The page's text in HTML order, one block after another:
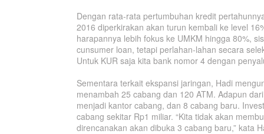
Dengan rata-rata pertumbuhan kredit
2016 diperkirakan akan turun kembali ke level
harapannya lebih fokus ke UMKM hingga 80%,
cunsumer loan, tetapi perlahan-lahan secara
Untuk KUR saja kita bank nomor 4 dengan
Sementara terkait ekspansi jaringan, Hadi
menambah 25 cabang dan 120 ATM. Adapun
menjadi kantor cabang, dan 8 cabang baru.
cabang sekitar Rp1 miliar. “Kita tidak akan
direncanakan akan dibuka 3 cabang baru,” kata